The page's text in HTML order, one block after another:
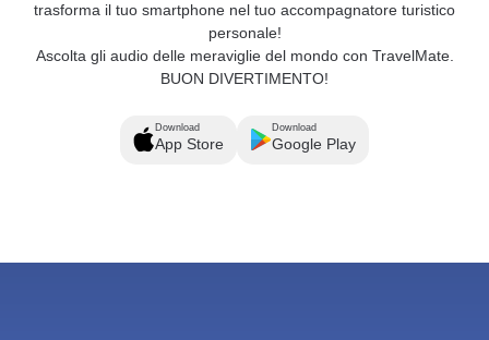
trasforma il tuo smartphone nel tuo accompagnatore turistico
personale!
Ascolta gli audio delle meraviglie del mondo con TravelMate.
BUON DIVERTIMENTO!
Download
App Store
Download
Google Play